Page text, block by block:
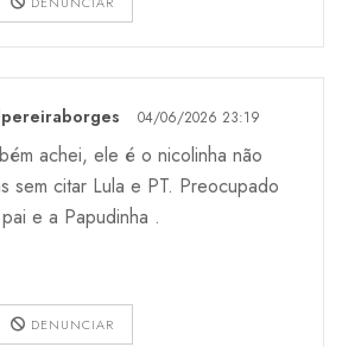
04/06/2026 23:19
achei, ele é o nicolinha não
sem citar Lula e PT. Preocupado
e a Papudinha .
DENUNCIAR